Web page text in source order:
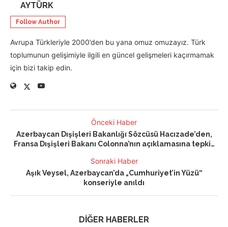
AYTÜRK
Follow Author
Avrupa Türkleriyle 2000’den bu yana omuz omuzayız. Türk
toplumunun gelişimiyle ilgili en güncel gelişmeleri kaçırmamak
için bizi takip edin.
Önceki Haber
Azerbaycan Dışişleri Bakanlığı Sözcüsü Hacızade’den,
Fransa Dışişleri Bakanı Colonna’nın açıklamasına tepki…
Sonraki Haber
Aşık Veysel, Azerbaycan’da „Cumhuriyet’in Yüzü“
konseriyle anıldı
DİĞER HABERLER